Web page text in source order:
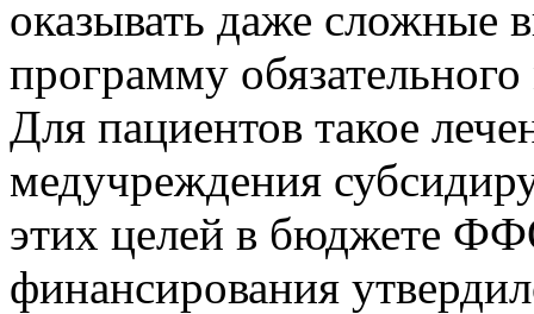
оказывать даже
программу
Для пациентов такое
медучреждения
этих целей в бюджете
финансирования